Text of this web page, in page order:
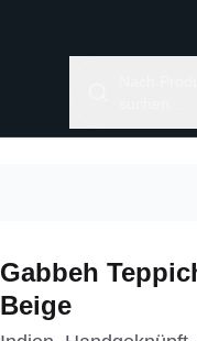
Gabbeh
Beige